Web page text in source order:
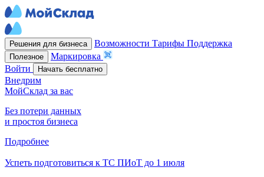
Решения для бизнеса Возможности Тарифы Поддержка
Полезное
Маркировка
Войти
Начать бесплатно
Внедрим
МойСклад за вас
Без потери данных
и простоя бизнеса
Подробнее
Успеть подготовиться к ТС ПИоТ до 1 июля